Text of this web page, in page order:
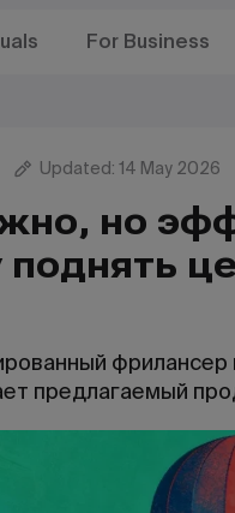
For Business
Updated: 14 May 2026
но
предлагаемый